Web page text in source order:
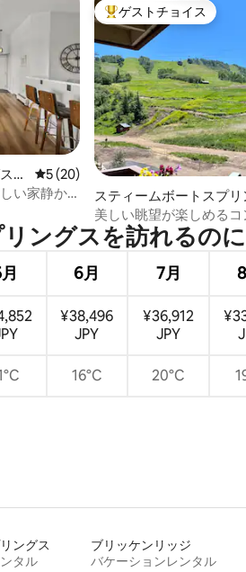
の
レビュー20件、5つ星中5つ星の平
5 (20)
い家静か
大好評のゲストチョイス
ゲストチョイス
スティームボートスプリ
スのマンション・アパー
美しい眺望が楽しめる
の美しいスロープサイ
ングスを訪⁠れ⁠るの⁠
6月 7月
¥38,496
JPY
¥36,912
JPY
16°C 20°C
ングス
タル
ブリッケンリッジ
バケーションレンタル